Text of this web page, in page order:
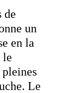
de
un
en la
le
pleines
Le